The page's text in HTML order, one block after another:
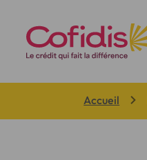
Vous êtes ici:
Accueil